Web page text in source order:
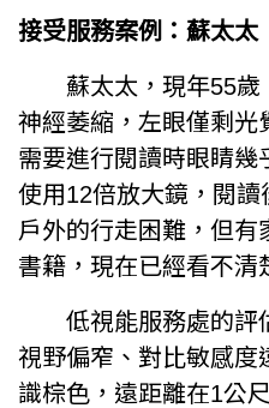
接受服務案例：蘇太太
蘇太太，現年55歲
神經萎縮，左眼僅剩光
需要進行閱讀時眼睛幾
使用12倍放大鏡，閱讀
戶外的行走困難，但有
書籍，現在已經看不清
低視能服務處的評
視野偏窄、對比敏感度
識棕色，遠距離在1公